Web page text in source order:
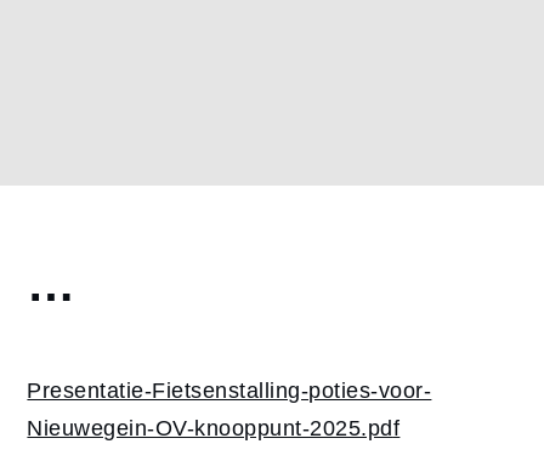
Uncategorized
…
Presentatie-Fietsenstalling-poties-voor-
Nieuwegein-OV-knooppunt-2025.pdf